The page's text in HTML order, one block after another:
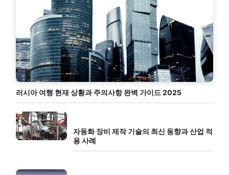
러시아 여행 현재 상황과 주의사항 완벽 가이드 2025
자동화 장비 제작 기술의 최신 동향과 산업 적
용 사례